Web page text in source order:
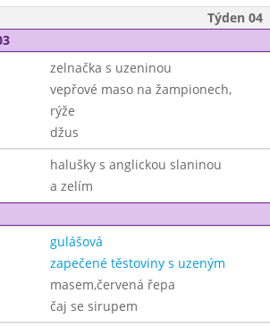
Týden 04
zelnačka s uzeninou
vepřové maso na žampionech,
rýže
džus
halušky s anglickou slaninou
a zelím
gulášová
zapečené těstoviny s uzeným
masem,červená řepa
čaj se sirupem